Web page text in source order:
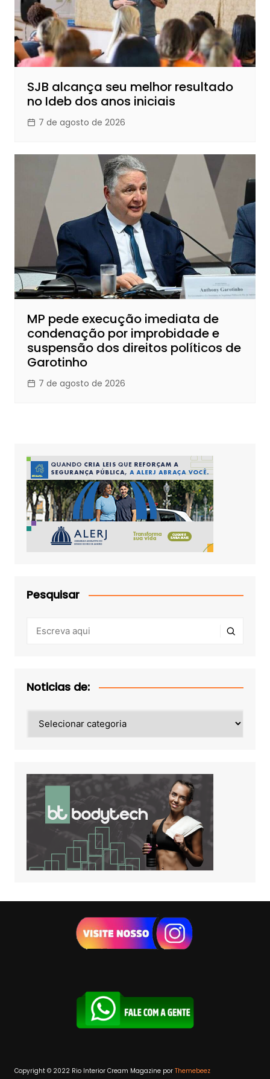
SJB alcança seu melhor resultado
no Ideb dos anos iniciais
7 de agosto de 2026
MP pede execução imediata de
condenação por improbidade e
suspensão dos direitos políticos de
Garotinho
7 de agosto de 2026
Pesquisar
Noticias de:
de:
Copyright © 2022 Rio InteriorCream Magazine por Themebeez